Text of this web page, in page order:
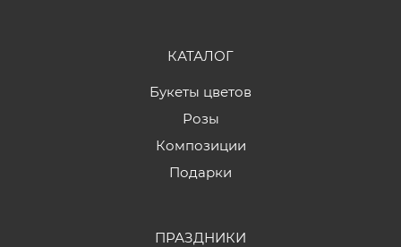
КАТАЛОГ
Букеты цветов
Розы
Композиции
Подарки
ПРАЗДНИКИ